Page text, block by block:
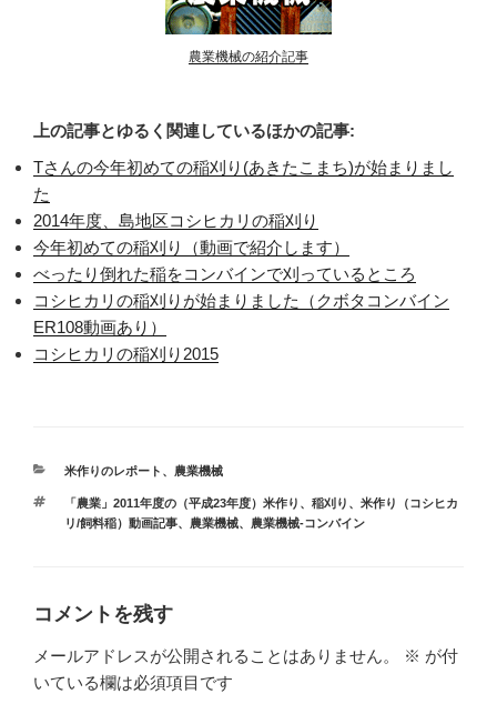
農業機械の紹介記事
上の記事とゆるく関連しているほかの記事:
Tさんの今年初めての稲刈り(あきたこまち)が始まりまし
た
2014年度、島地区コシヒカリの稲刈り
今年初めての稲刈り（動画で紹介します）
べったり倒れた稲をコンバインで刈っているところ
コシヒカリの稲刈りが始まりました（クボタコンバイン
ER108動画あり）
コシヒカリの稲刈り2015
カ
リ
米作りのレポート 、 農業機械
タ
グ
「農業」2011年度の（平成23年度）米作り 、 稲刈り 、 米作り（コシヒカ
リ/飼料稲）動画記事、 農業機械、 農業機械-コンバイン
コメントを残す
メールアドレスが公開されることはありません。 ※ が付
いている欄は必須項目です